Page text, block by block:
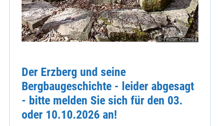
© Fellner Cornelia
Der Erzberg und seine
Bergbaugeschichte - leider abgesagt
- bitte melden Sie sich für den 03.
oder 10.10.2026 an!